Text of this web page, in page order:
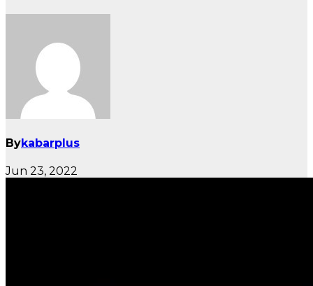
Bykabarplus
Jun 23, 2022